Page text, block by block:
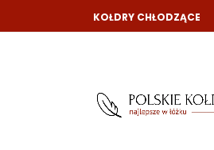
KOŁDRY CHŁODZĄCE